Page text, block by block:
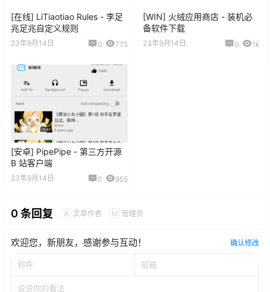
[在线] LiTiaotiao Rules - 李足
兆足兆自定义规则
23年9月14日 0 775
[WIN] 火绒应用商店 - 装机必
备软件下载
23年9月14日 0 1k
[安卓] PipePipe - 第三方开源
B 站客户端
23年9月14日 0 955
0 条回复 A 文章作者 M 管理员
欢迎您，新朋友，感谢参与互动！ 确认修改